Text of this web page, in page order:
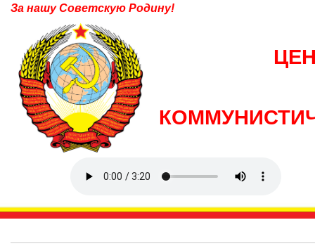
За нашу Советскую Родину!